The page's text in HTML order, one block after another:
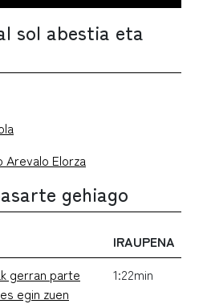
sol abestia eta
Arevalo Elorza
gehiago
IRAUPENA
gerran parte
egin zuen
1:22min